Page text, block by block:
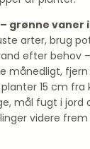
grønne vaner
arter, brug
efter behov
månedligt, fjern
15 cm fra
mål fugt i jord
videre